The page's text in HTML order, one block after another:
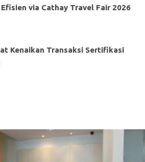
via Cathay Travel Fair 2026
Kenaikan Transaksi Sertifikasi